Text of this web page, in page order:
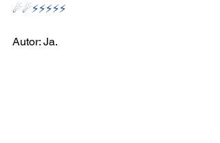
☄☄⚡⚡⚡⚡⚡
Autor: Ja.